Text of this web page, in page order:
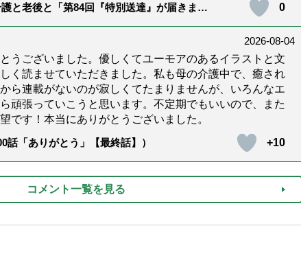
と老後と「第84回『特別送達』が届きまし
0
2026-08-04
うございました。優しくてユーモアのあるイラストと文
く読ませていただきました。私も母の介護中で、癒され
ら連載がないのが寂しくてたまりませんが、いろんなエ
頑張っていこうと思います。不定期でもいいので、また
です！本当にありがとうございました。
「ありがとう」【最終話】）
+10
コメント一覧を見る